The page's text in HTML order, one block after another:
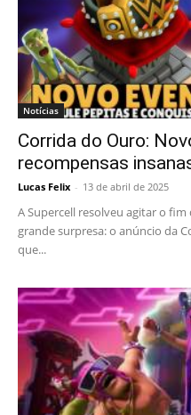
Notícias
Corrida do Ouro:
recompensas
Lucas Felix - 13 de abril de 2025
A Supercell resolveu agitar o
grande surpresa: o anúncio da
que...